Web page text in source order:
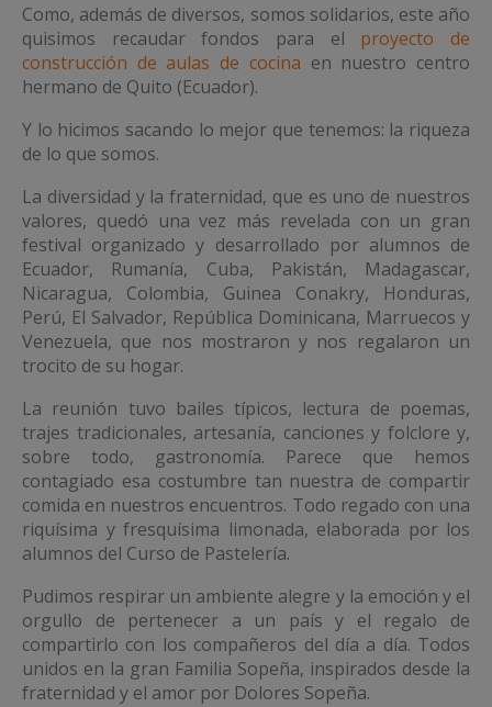
Como, además de diversos, somos solidarios, este año
quisimos recaudar fondos para el proyecto de
construcción de aulas de cocina en nuestro centro
hermano de Quito (Ecuador).
Y lo hicimos sacando lo mejor que tenemos: la riqueza
de lo que somos.
La diversidad y la fraternidad, que es uno de nuestros
valores, quedó una vez más revelada con un gran
festival organizado y desarrollado por alumnos de
Ecuador, Rumanía, Cuba, Pakistán, Madagascar,
Nicaragua, Colombia, Guinea Conakry, Honduras,
Perú, El Salvador, República Dominicana, Marruecos y
Venezuela, que nos mostraron y nos regalaron un
trocito de su hogar.
La reunión tuvo bailes típicos, lectura de poemas,
trajes tradicionales, artesanía, canciones y folclore y,
sobre todo, gastronomía. Parece que hemos
contagiado esa costumbre tan nuestra de compartir
comida en nuestros encuentros. Todo regado con una
riquísima y fresquísima limonada, elaborada por los
alumnos del Curso de Pastelería.
Pudimos respirar un ambiente alegre y la emoción y el
orgullo de pertenecer a un país y el regalo de
compartirlo con los compañeros del día a día. Todos
unidos en la gran Familia Sopeña, inspirados desde la
fraternidad y el amor por Dolores Sopeña.